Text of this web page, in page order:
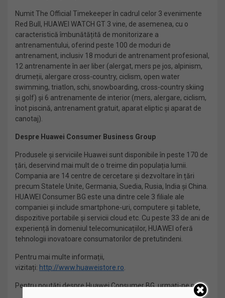
Numit The Official Timekeeper în cadrul celor 3 evenimente
Red Bull, HUAWEI WATCH GT 3 vine, de asemenea, cu o
caracteristică îmbunătățită de monitorizare a
antrenamentului, oferind peste 100 de moduri de
antrenament, inclusiv 18 moduri de antrenament profesional,
12 antrenamente în aer liber (alergat, mers pe jos, alpinism,
drumeții, alergare cross-country, ciclism, open water
swimming, triatlon, schi, snowboarding, cross-country skiing
și golf) și 6 antrenamente de interior (mers, alergare, ciclism,
înot piscină, antrenament gratuit, aparat eliptic și aparat de
canotaj).
Despre Huawei Consumer Business Group
Produsele și serviciile Huawei sunt disponibile în peste 170 de
țări, deservind mai mult de o treime din populația lumii.
Compania are 14 centre de cercetare și dezvoltare în țări
precum Statele Unite, Germania, Suedia, Rusia, India și China.
HUAWEI Consumer BG este una dintre cele 3 filiale ale
companiei și include smartphone-uri, computere și tablete,
dispozitive portabile și servicii cloud etc. Cu peste 33 de ani de
experiență în domeniul telecomunicațiilor, HUAWEI oferă
tehnologii inovatoare consumatorilor de pretutindeni.
Pentru mai multe informații,
vizitați: http://www.huaweistore.ro
Pentru noutăți despre Huawei Consumer BG, urmați-ne pe: